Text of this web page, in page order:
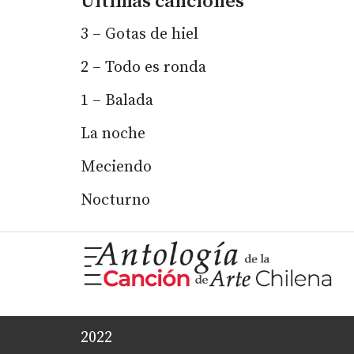
3 – Gotas de hiel
2 – Todo es ronda
1 – Balada
La noche
Meciendo
Nocturno
2022